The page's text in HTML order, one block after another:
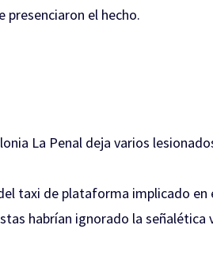
el hecho.
La Penal deja varios
taxi de plataforma implicado
habrían ignorado la señalética